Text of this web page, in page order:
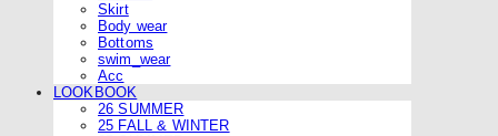
Skirt
Body wear
Bottoms
swim_wear
Acc
LOOKBOOK
26 SUMMER
25 FALL & WINTER